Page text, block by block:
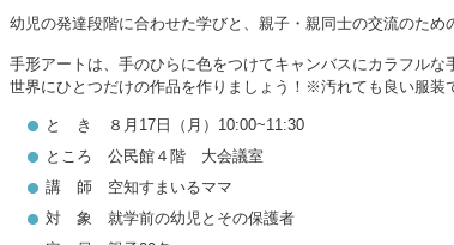
幼児の発達段階に合わせた学びと、親子・親同士の交流のため
手形アートは、手のひらに色をつけてキャンバスにカラフル
世界にひとつだけの作品を作りましょう！※汚れても良い服装
と き ８月17日（月）10:00~11:30
ところ 公民館４階 大会議室
講 師 空知すまいるママ
対 象 就学前の幼児とその保護者